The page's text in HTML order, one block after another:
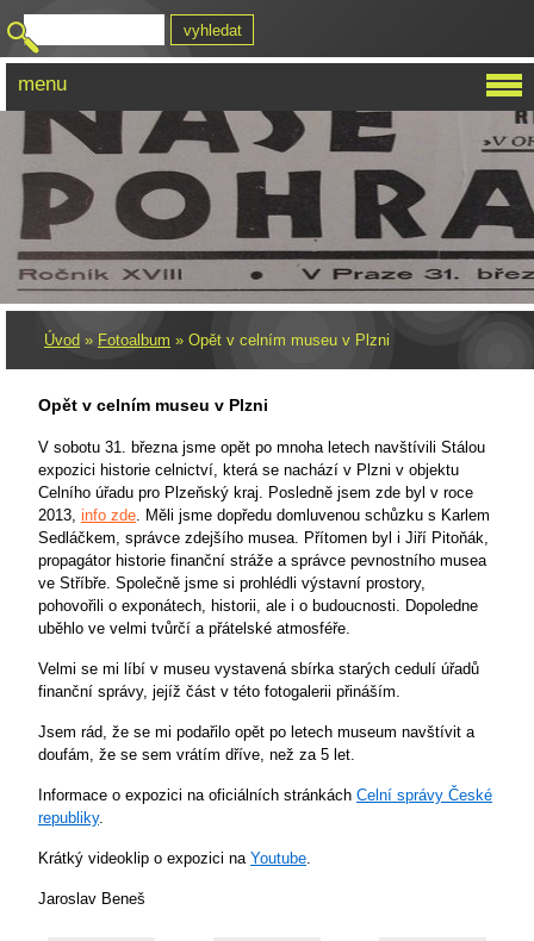
Úvod » Fotoalbum » Opět v celním museu v Plzni
Opět v celním museu v Plzni
V sobotu 31. března jsme opět po mnoha letech navštívili Stálou
expozici historie celnictví, která se nachází v Plzni v objektu
Celního úřadu pro Plzeňský kraj. Posledně jsem zde byl v roce
2013, info zde. Měli jsme dopředu domluvenou schůzku s Karlem
Sedláčkem, správce zdejšího musea. Přítomen byl i Jiří Pitoňák,
propagátor historie finanční stráže a správce pevnostního musea
ve Stříbře. Společně jsme si prohlédli výstavní prostory,
pohovořili o exponátech, historii, ale i o budoucnosti. Dopoledne
uběhlo ve velmi tvůrčí a přátelské atmosféře.
Velmi se mi líbí v museu vystavená sbírka starých cedulí úřadů
finanční správy, jejíž část v této fotogalerii přináším.
Jsem rád, že se mi podařilo opět po letech museum navštívit a
doufám, že se sem vrátím dříve, než za 5 let.
Informace o expozici na oficiálních stránkách Celní správy České
republiky.
Krátký videoklip o expozici na Youtube.
Jaroslav Beneš
menu